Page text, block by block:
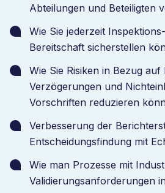
Abteilungen und Beteiligten
Wie Sie jederzeit
Bereitschaft sicherstellen
Wie Sie Risiken in Bezug auf
Verzögerungen und
Vorschriften reduzieren
Verbesserung der
Entscheidungsfindung mit
Wie man Prozesse mit
Validierungsanforderungen